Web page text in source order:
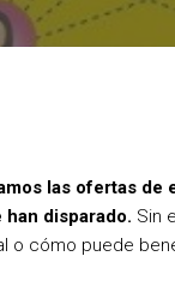
las ofertas de
han disparado. Sin
o cómo puede